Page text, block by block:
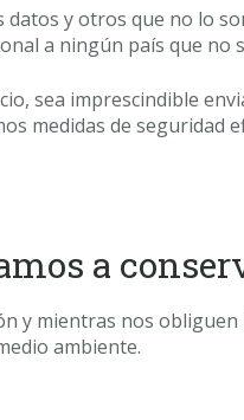
datos y otros que no lo
a ningún país que no
sea imprescindible
medidas de seguridad
a
y mientras nos
ambiente.